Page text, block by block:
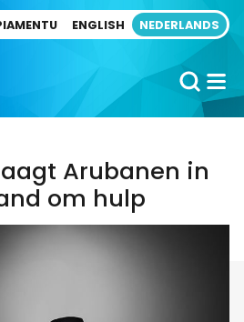
ENGLISH NEDERLANDS
Arubanen in
om hulp